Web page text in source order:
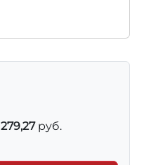
279,27руб.